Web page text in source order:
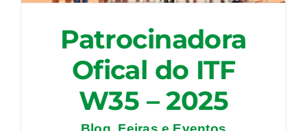
Patrocinadora
Ofical do ITF
W35 – 2025